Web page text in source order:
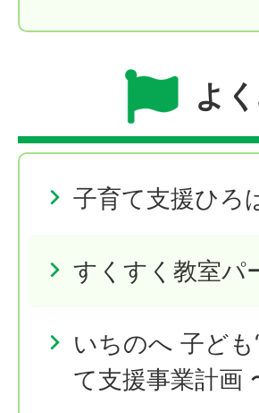
よ
子育て支援ひろ
すくすく教室パ
いちのへ 子ど
て支援事業計画